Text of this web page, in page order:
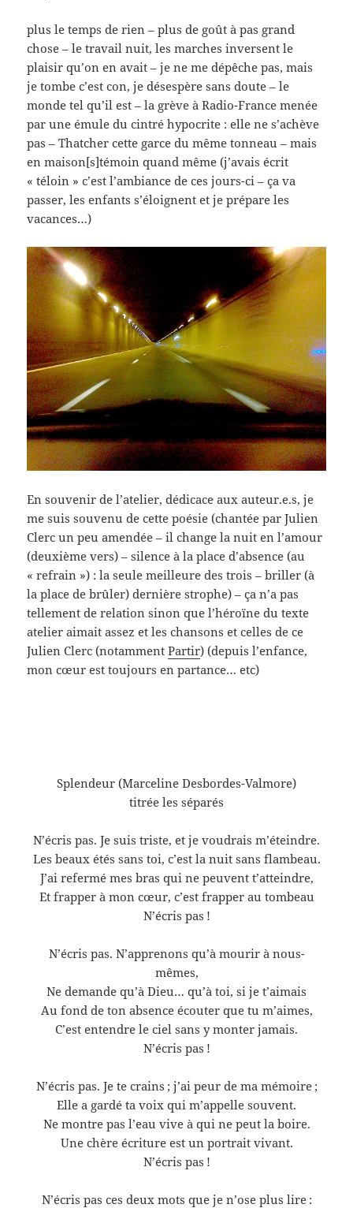
plus le temps de rien – plus de goût à pas grand
chose – le travail nuit, les marches inversent le
plaisir qu’on en avait – je ne me dépêche pas, mais
je tombe c’est con, je désespère sans doute – le
monde tel qu’il est – la grève à Radio-France menée
par une émule du cintré hypocrite : elle ne s’achève
pas – Thatcher cette garce du même tonneau – mais
en maison[s]témoin quand même (j’avais écrit
« téloin » c’est l’ambiance de ces jours-ci – ça va
passer, les enfants s’éloignent et je prépare les
vacances…)
En souvenir de l’atelier, dédicace aux auteur.e.s, je
me suis souvenu de cette poésie (chantée par Julien
Clerc un peu amendée – il change la nuit en l’amour
(deuxième vers) – silence à la place d’absence (au
« refrain ») : la seule meilleure des trois – briller (à
la place de brûler) dernière strophe) – ça n’a pas
tellement de relation sinon que l’héroïne du texte
atelier aimait assez et les chansons et celles de ce
Julien Clerc (notammentPartir) (depuis l’enfance,
mon cœur est toujours en partance… etc)
Splendeur (Marceline Desbordes-Valmore)
titrée les séparés
N’écris pas. Je suis triste, et je voudrais m’éteindre.
Les beaux étés sans toi, c’est la nuit sans flambeau.
J’ai refermé mes bras qui ne peuvent t’atteindre,
Et frapper à mon cœur, c’est frapper au tombeau
N’écris pas !
N’écris pas. N’apprenons qu’à mourir à nous-
mêmes,
Ne demande qu’à Dieu… qu’à toi, si je t’aimais
Au fond de ton absence écouter que tu m’aimes,
C’est entendre le ciel sans y monter jamais.
N’écris pas !
N’écris pas. Je te crains ; j’ai peur de ma mémoire ;
Elle a gardé ta voix qui m’appelle souvent.
Ne montre pas l’eau vive à qui ne peut la boire.
Une chère écriture est un portrait vivant.
N’écris pas !
N’écris pas ces deux mots que je n’ose plus lire :